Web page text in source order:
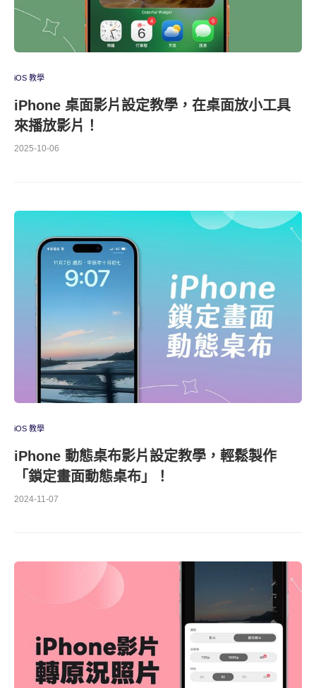
iOS 教學
iPhone 桌面影片設定教學，在桌面放小工具
來播放影片！
2025-10-06
iOS 教學
iPhone 動態桌布影片設定教學，輕鬆製作
「鎖定畫面動態桌布」！
2024-11-07